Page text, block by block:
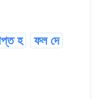
হ
ফল দে